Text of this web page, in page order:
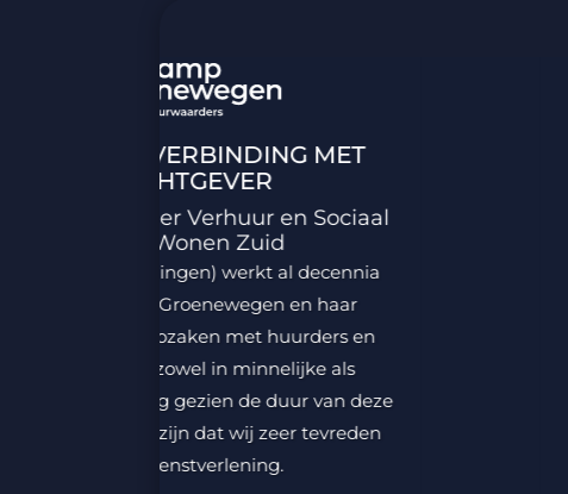
VERBINDING MET
OPDRACHTGEVER
| Manager Verhuur en Sociaal
Beheer bij Wonen Zuid
Zuid (14.000 woningen) werkt al decennia
met Hafkamp Groenewegen en haar
voor incassozaken met huurders en
huurders, zowel in minnelijke als
fase. Het mag gezien de duur van deze
duidelijk zijn dat wij zeer tevreden
zijn over de dienstverlening.